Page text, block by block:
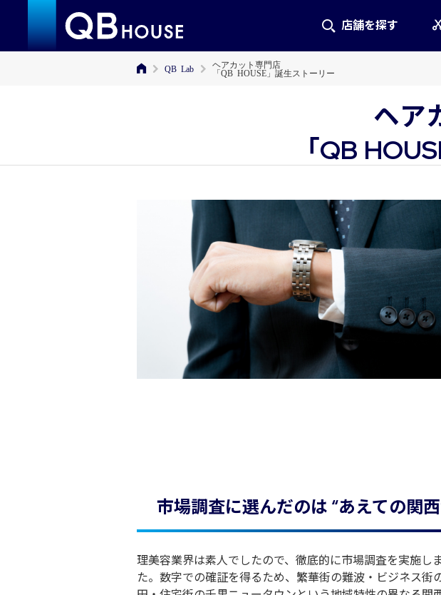
店舗を探す
QB Lab
ヘアカット専門店
「QB HOUSE」誕生ストーリー
ヘア
「QB
市場調査に選んだのは “あえての関
理美容業界は素人でしたので、徹底的に市場調査を実施し
た。数字での確証を得るため、繁華街の難波・ビジネス街